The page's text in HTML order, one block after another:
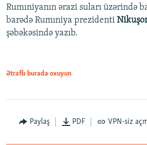
Rumıniyanın ərazi suları üzərində
barədə Rumıniya prezidenti
şəbəkəsində yazıb.
Ətraflı burada oxuyun
Paylaş PDF VPN-siz